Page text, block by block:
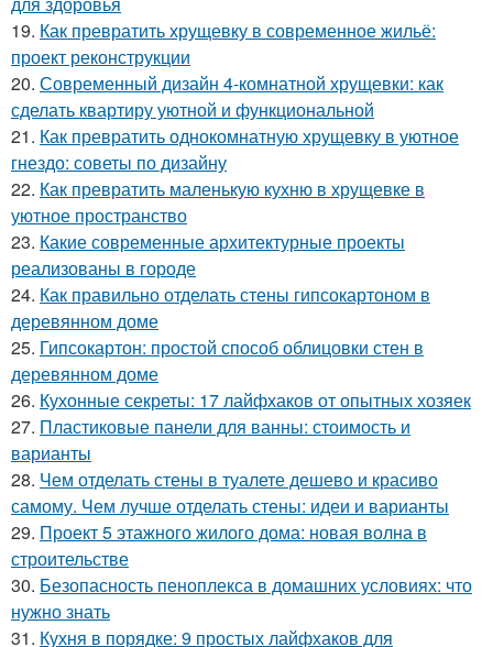
19. Как превратить хрущевку в современное жильё:
проект реконструкции
20. Современный дизайн 4-комнатной хрущевки: как
сделать квартиру уютной и функциональной
21. Как превратить однокомнатную хрущевку в уютное
гнездо: советы по дизайну
22. Как превратить маленькую кухню в хрущевке в
уютное пространство
23. Какие современные архитектурные проекты
реализованы в городе
24. Как правильно отделать стены гипсокартоном в
деревянном доме
25. Гипсокартон: простой способ облицовки стен в
деревянном доме
26. Кухонные секреты: 17 лайфхаков от опытных хозяек
27. Пластиковые панели для ванны: стоимость и
варианты
28. Чем отделать стены в туалете дешево и красиво
самому. Чем лучше отделать стены: идеи и варианты
29. Проект 5 этажного жилого дома: новая волна в
строительстве
30. Безопасность пеноплекса в домашних условиях: что
нужно знать
31. Кухня в порядке: 9 простых лайфхаков для